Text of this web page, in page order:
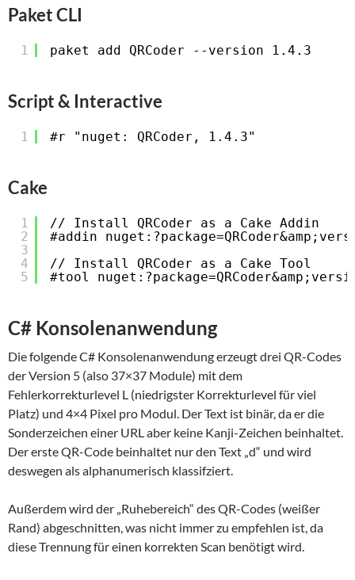
Paket CLI
1 paket add QRCoder --version 1.4.3
Script & Interactive
1 #r "nuget: QRCoder, 1.4.3"
Cake
1
2
3
4
5
// Install QRCoder as a Cake Addin
#addin
// Install QRCoder as a Cake Tool
#tool
C# Konsolenanwendung
Die folgende C# Konsolenanwendung erzeugt drei QR-Codes
der Version 5 (also 37×37 Module) mit dem
Fehlerkorrekturlevel L (niedrigster Korrekturlevel für viel
Platz) und 4×4 Pixel pro Modul. Der Text ist binär, da er die
Sonderzeichen einer URL aber keine Kanji-Zeichen beinhaltet.
Der erste QR-Code beinhaltet nur den Text „d“ und wird
deswegen als alphanumerisch klassifziert.
Außerdem wird der „Ruhebereich“ des QR-Codes (weißer
Rand) abgeschnitten, was nicht immer zu empfehlen ist, da
diese Trennung für einen korrekten Scan benötigt wird.